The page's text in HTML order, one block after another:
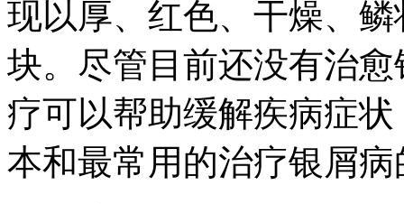
现以厚、红色、干燥、
块。尽管目前还没有治
疗可以帮助缓解疾病症
本和最常用的治疗银屑